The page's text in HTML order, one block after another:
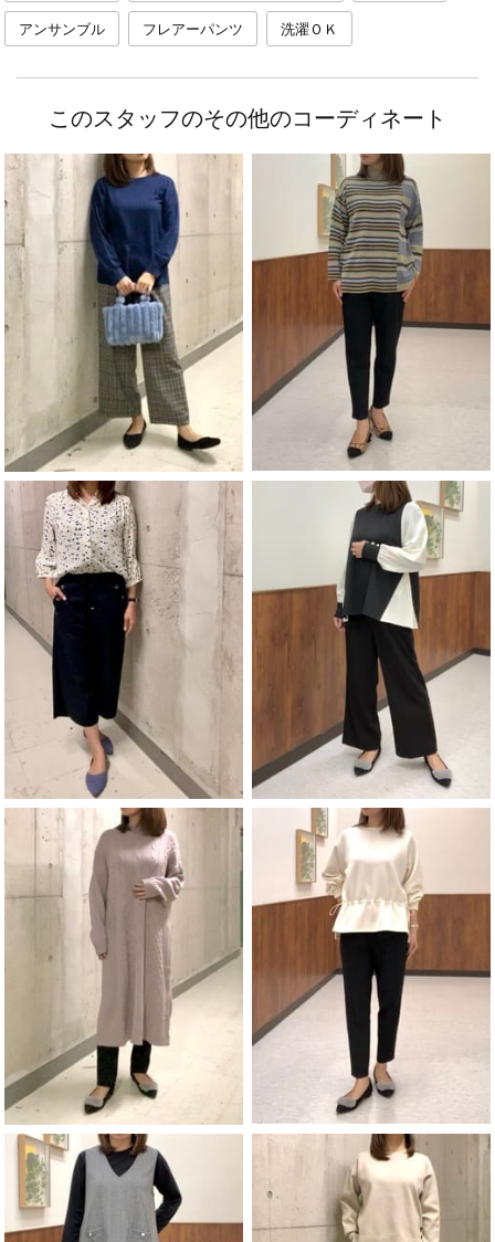
アンサンブル フレアーパンツ 洗濯ＯＫ
このスタッフのその他のコーディネート